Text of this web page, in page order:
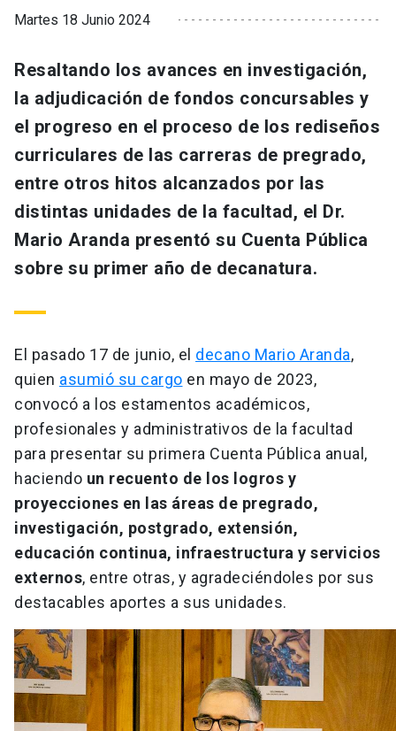
Martes 18 Junio 2024
Resaltando los avances en investigación,
la adjudicación de fondos concursables y
el progreso en el proceso de los rediseños
curriculares de las carreras de pregrado,
entre otros hitos alcanzados por las
distintas unidades de la facultad, el Dr.
Mario Aranda presentó su Cuenta Pública
sobre su primer año de decanatura.
El pasado 17 de junio, el decano Mario Aranda,
quien asumió su cargo en mayo de 2023,
convocó a los estamentos académicos,
profesionales y administrativos de la facultad
para presentar su primera Cuenta Pública anual,
haciendo un recuento de los logros y
proyecciones en las áreas de pregrado,
investigación, postgrado, extensión,
educación continua, infraestructura y servicios
externos, entre otras, y agradeciéndoles por sus
destacables aportes a sus unidades.